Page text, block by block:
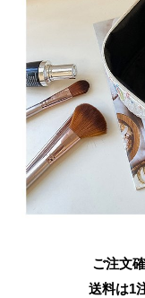
ご注文
送料は1